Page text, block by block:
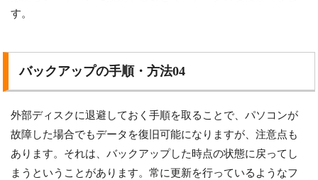
す。
バックアップの手順・方法04
外部ディスクに退避しておく手順を取ることで、パソコンが
故障した場合でもデータを復旧可能になりますが、注意点も
あります。それは、バックアップした時点の状態に戻ってし
まうということがあります。常に更新を行っているようなフ